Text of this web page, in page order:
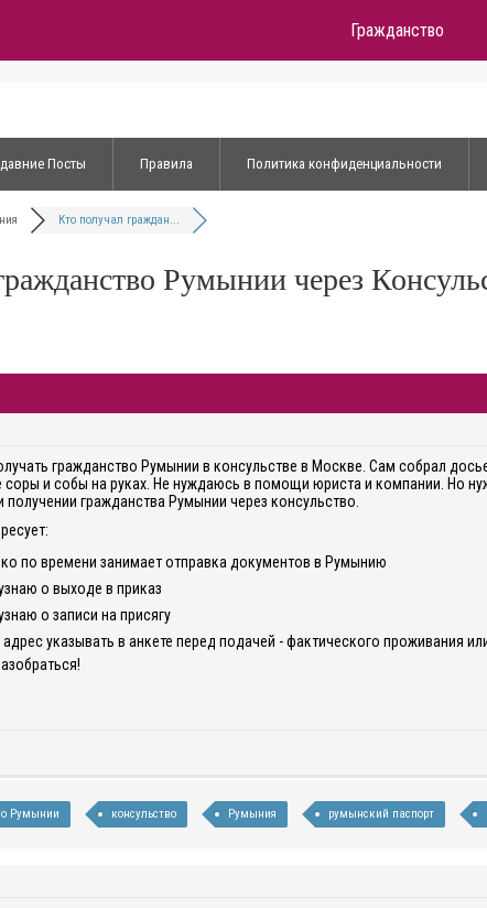
Гражданство
Посты Правила Политика конфиденциальности
Кто получал граждан...
Румынии через
гражданство Румынии в консульстве в Москве. Сам собрал
соры и собы на руках. Не нуждаюсь в помощи юриста и компании. Но
получении гражданства Румынии через консульство.
по времени занимает отправка документов в Румынию
о выходе в приказ
о записи на присягу
адрес указывать в анкете перед подачей - фактического проживания
Румынии консульство Румыния румынский паспорт